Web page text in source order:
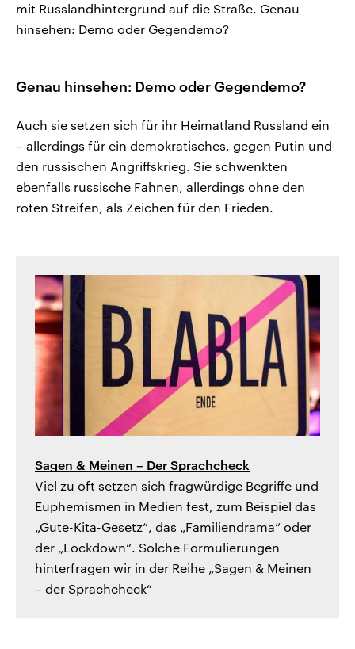
mit Russlandhintergrund auf die Straße. Genau
hinsehen: Demo oder Gegendemo?
Genau hinsehen: Demo oder Gegendemo?
Auch sie setzen sich für ihr Heimatland Russland ein
– allerdings für ein demokratisches, gegen Putin und
den russischen Angriffskrieg. Sie schwenkten
ebenfalls russische Fahnen, allerdings ohne den
roten Streifen, als Zeichen für den Frieden.
Sagen & Meinen – Der Sprachcheck
Viel zu oft setzen sich fragwürdige Begriffe und
Euphemismen in Medien fest, zum Beispiel das
„Gute-Kita-Gesetz“, das „Familiendrama“ oder
der „Lockdown“. Solche Formulierungen
hinterfragen wir in der Reihe „Sagen & Meinen
– der Sprachcheck“